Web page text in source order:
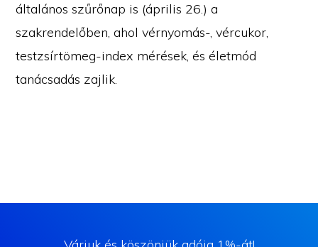
általános szűrőnap is (április 26.) a
szakrendelőben, ahol vérnyomás-, vércukor,
testzsírtömeg-index mérések, és életmód
tanácsadás zajlik.